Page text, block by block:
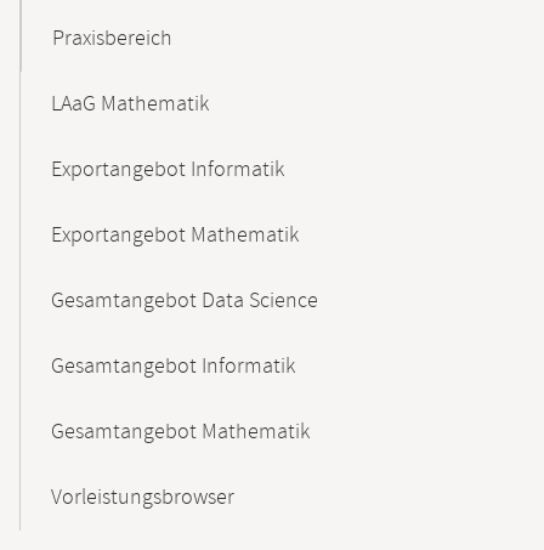
Praxisbereich
LAaG Mathematik
Exportangebot Informatik
Exportangebot Mathematik
Gesamtangebot Data Science
Gesamtangebot Informatik
Gesamtangebot Mathematik
Vorleistungsbrowser